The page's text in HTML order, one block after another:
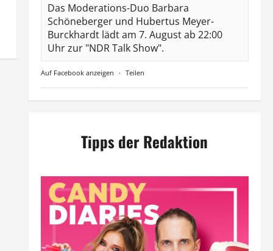
Das Moderations-Duo Barbara
Schöneberger und Hubertus Meyer-
Burckhardt lädt am 7. August ab 22:00
Uhr zur "NDR Talk Show".
Auf Facebook anzeigen · Teilen
Tipps der Redaktion